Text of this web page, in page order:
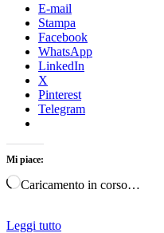
E-mail
Stampa
Facebook
WhatsApp
LinkedIn
X
Pinterest
Telegram
Mi piace:
Caricamento in corso…
Leggi tutto